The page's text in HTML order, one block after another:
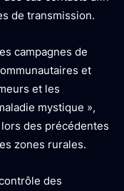
de transmission.
campagnes de
et
et les
mystique »,
des précédentes
zones rurales.
des